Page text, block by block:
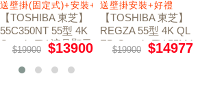
送壁掛(固定式)+安裝+好禮贈
【TOSHIBA 東芝】
55C350NT 55型 4K
Google TV 液晶顯示
器｜含壁掛(固定式)
+安裝
$19900 $13900
送壁掛安裝+好禮
【TOSHIBA 東芝】
REGZA 55型 4K QL
ED Google TV 55M4
50NT液晶顯示器｜
$19900 $14977